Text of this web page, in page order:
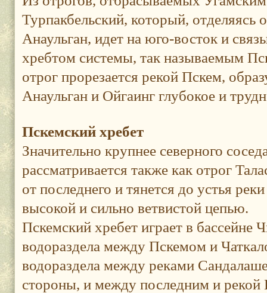
Турпакбельский, который, отделяясь
Анаульган, идет на юго-восток и
хребтом системы, так называемым
отрог прорезается рекой Пскем,
Анаульган и Ойгаинг глубокое и
Пскемский хребет
Значительно крупнее северного
рассматривается также как отрог
от последнего и тянется до устья
высокой и сильно ветвистой цепью.
Пскемский хребет играет в бассейне
водораздела между Пскемом и
водораздела между реками
стороны, и между последним и рекой